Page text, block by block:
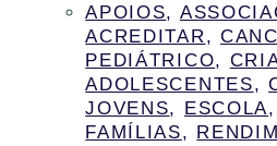
APOIOS,
ACREDITAR ,
PEDIÁTRICO,
ADOLESCENTES,
JOVENS, ESCOLA,
FAMÍLIAS,